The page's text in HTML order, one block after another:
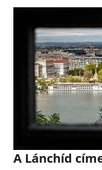
A Lánchíd